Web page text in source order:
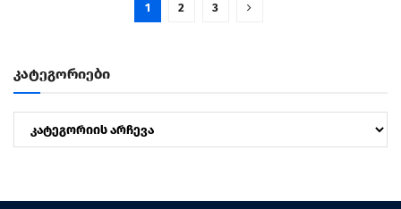
1 2 3
კატეგორიები